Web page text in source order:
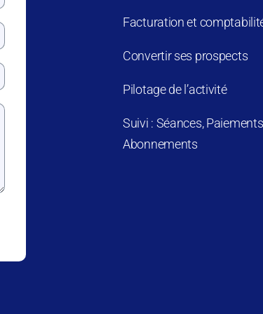
Facturation et
Convertir ses prospects
Pilotage de l’activité
Suivi : Séances,
Abonnements